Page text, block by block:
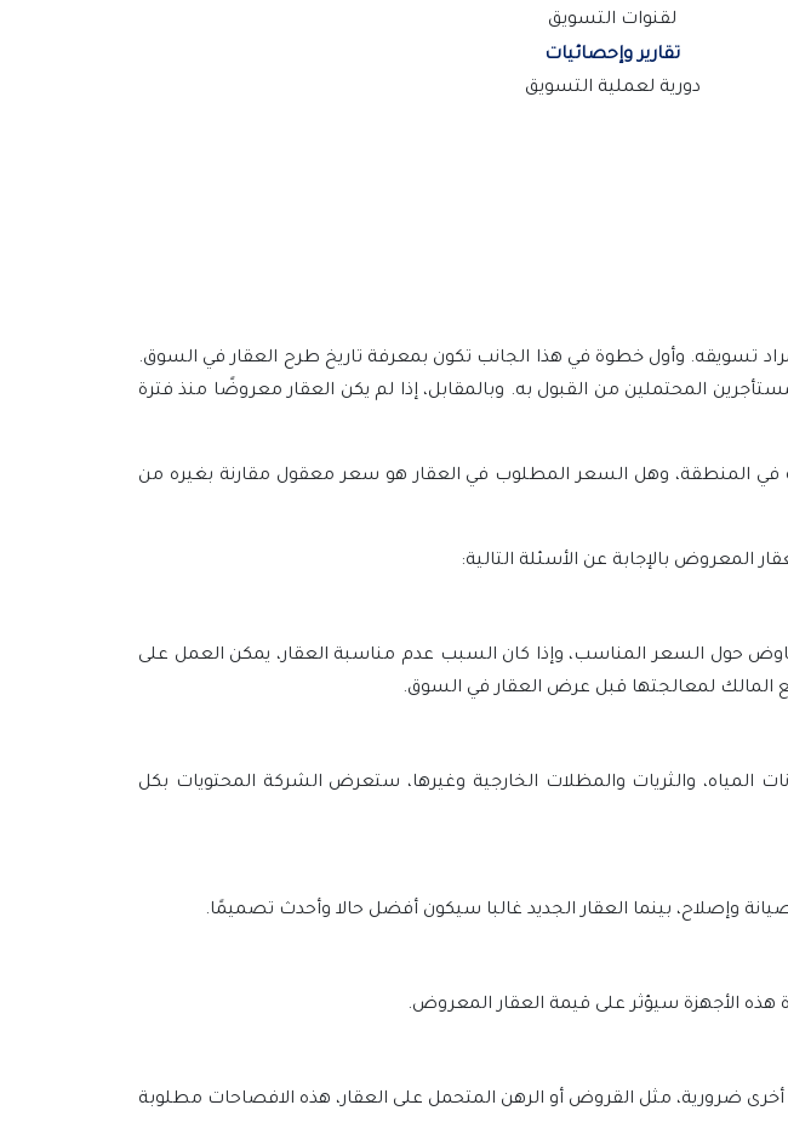
لقنوات التسويق
تقارير وإحصائيات
دورية لعملية التسويق
تسويقه. وأول خطوة في هذا الجانب تكون بمعرفة تاريخ طرح العقار في السوق.
المحتملين من القبول به. وبالمقابل، إذا لم يكن العقار معروضًا منذ فترة
في المنطقة، وهل السعر المطلوب في العقار هو سعر معقول مقارنة بغيره من
المعروض بالإجابة عن الأسئلة التالية:
حول السعر المناسب، وإذا كان السبب عدم مناسبة العقار، يمكن العمل على
المالك لمعالجتها قبل عرض العقار في السوق.
المياه، والثريات والمظلات الخارجية وغيرها، ستعرض الشركة المحتويات بكل
وإصلاح، بينما العقار الجديد غالبا سيكون أفضل حالا وأحدث تصميمًا.
هذه الأجهزة سيؤثر على قيمة العقار المعروض.
ضرورية، مثل القروض أو الرهن المتحمل على العقار، هذه الافصاحات مطلوبة